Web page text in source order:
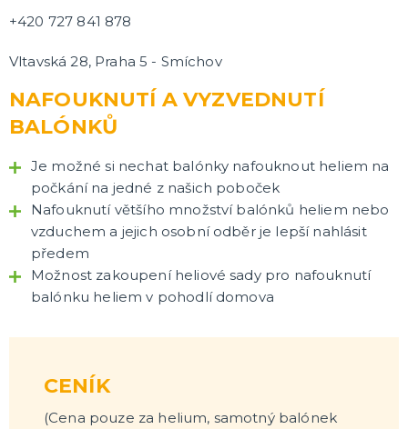
+420 727 841 878
Vltavská 28, Praha 5 - Smíchov
NAFOUKNUTÍ A VYZVEDNUTÍ
BALÓNKŮ
Je možné si nechat balónky nafouknout heliem na
počkání na jedné z našich poboček
Nafouknutí většího množství balónků heliem nebo
vzduchem a jejich osobní odběr je lepší nahlásit
předem
Možnost zakoupení heliové sady pro nafouknutí
balónku heliem v pohodlí domova
CENÍK
(Cena pouze za helium, samotný balónek